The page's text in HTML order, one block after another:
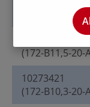
(172-B11,8-20-
(172-B11,5-20-
10273421
(172-B10,3-20-